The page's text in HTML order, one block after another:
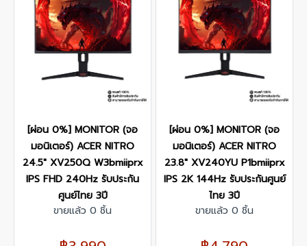
[ผ่อน 0%] MONITOR (จอ
มอนิเตอร์) ACER NITRO
24.5" XV250Q W3bmiiprx
IPS FHD 240Hz รับประกัน
ศูนย์ไทย 3ปี
ขายแล้ว 0 ชิ้น
[ผ่อน 0%] MONITOR (จอ
มอนิเตอร์) ACER NITRO
23.8" XV240YU P1bmiiprx
IPS 2K 144Hz รับประกันศูนย์
ไทย 3ปี
ขายแล้ว 0 ชิ้น